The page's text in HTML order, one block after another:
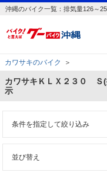
沖縄のバイク一覧：排気量126～
カワサキのバイク ＞
カワサキＫＬＸ２３０ Ｓ
示
条件を指定して絞り込み
並び替え